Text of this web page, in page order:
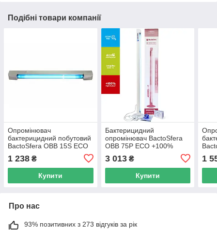
Подібні товари компанії
Опромінювач
бактерицидний побутовий
BactoSfera OBB 15S ECO
1 238 ₴
Купити
Бактерицидний
опромінювач BactoSfera
OBB 75P ECO +100%
3 013₴
Купити
1
Про нас
93% позитивних з 273 відгуків за рік